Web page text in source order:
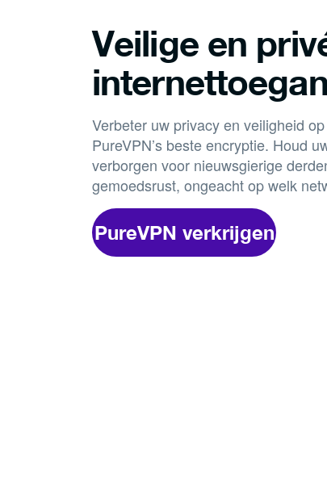
Veilige en
Verbeter uw privacy en veiligheid
PureVPN’s beste encryptie. Houd
verborgen voor nieuwsgierige
gemoedsrust, ongeacht op welk
PureVPN verkrijgen